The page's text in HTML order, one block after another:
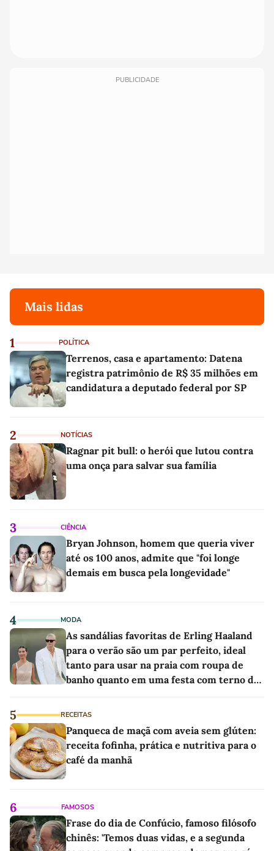
PUBLICIDADE
Mais lidas
1 POLÍTICA
Terrenos, casa e apartamento: Datena
registra patrimônio de R$ 35 milhões em
candidatura a deputado federal por SP
2 NOTÍCIAS
Ragnar pit bull: o herói que lutou contra
uma onça para salvar sua família
3 CIÊNCIA
Bryan Johnson, homem que queria viver
até os 100 anos, admite que "foi longe
demais em busca pela longevidade"
4 MODA
As sandálias favoritas de Erling Haaland
para o verão são um par perfeito, ideal
tanto para usar na praia com roupa de
banho quanto em uma festa com terno de
5 RECEITAS
Panqueca de maçã com aveia sem glúten:
receita fofinha, prática e nutritiva para o
café da manhã
6 FAMOSOS
Frase do dia de Confúcio, famoso filósofo
chinês: 'Temos duas vidas, e a segunda